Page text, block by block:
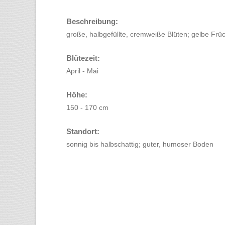
Beschreibung:
große, halbgefüllte, cremweiße Blüten; gelbe
Blütezeit:
April - Mai
Höhe:
150 - 170 cm
Standort:
sonnig bis halbschattig; guter, humoser Boden